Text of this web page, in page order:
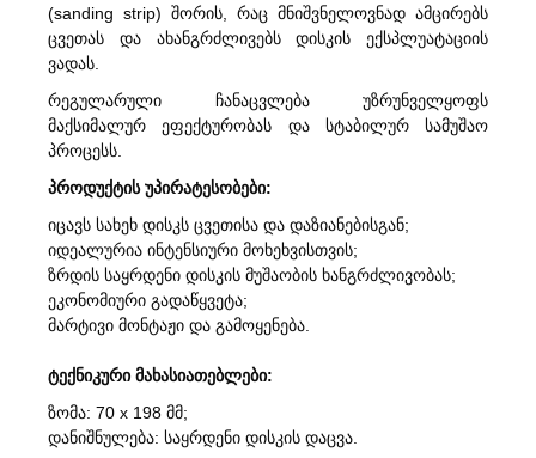
(sanding strip) შორის, რაც მნიშვნელოვნად ამცირებს
ცვეთას და ახანგრძლივებს დისკის ექსპლუატაციის
ვადას.
რეგულარული ჩანაცვლება უზრუნველყოფს
მაქსიმალურ ეფექტურობას და სტაბილურ სამუშაო
პროცესს.
პროდუქტის უპირატესობები:
იცავს სახეხ დისკს ცვეთისა და დაზიანებისგან;
იდეალურია ინტენსიური მოხეხვისთვის;
ზრდის საყრდენი დისკის მუშაობის ხანგრძლივობას;
ეკონომიური გადაწყვეტა;
მარტივი მონტაჟი და გამოყენება.
ტექნიკური მახასიათებლები:
ზომა: 70 x 198 მმ;
დანიშნულება: საყრდენი დისკის დაცვა.